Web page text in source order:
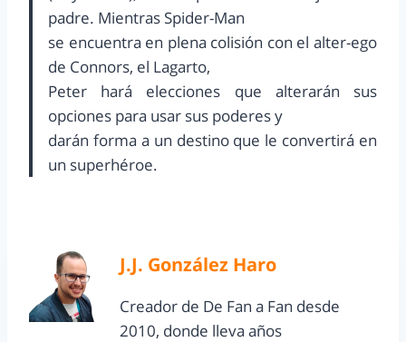
padre. Mientras Spider-Man
se encuentra en plena colisión con el alter-ego
de Connors, el Lagarto,
Peter hará elecciones que alterarán sus
opciones para usar sus poderes y
darán forma a un destino que le convertirá en
un superhéroe.
J.J. González Haro
Creador de De Fan a Fan desde
2010, donde lleva años